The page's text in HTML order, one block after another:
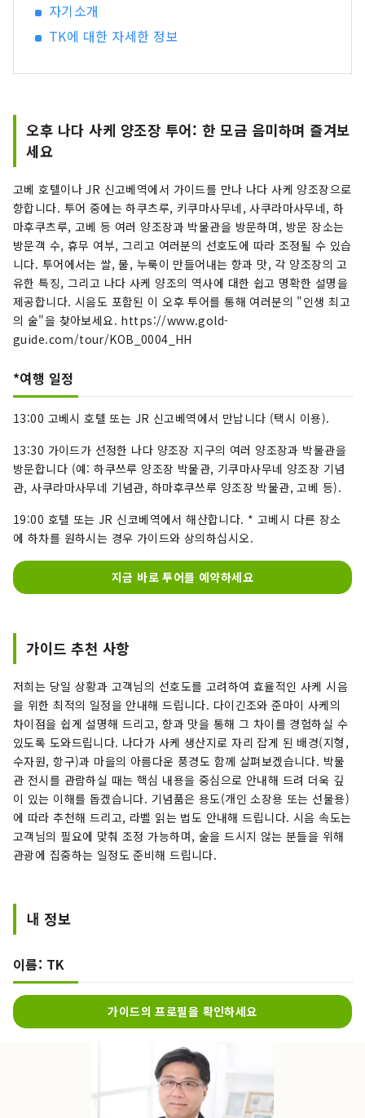
자기소개
TK에 대한 자세한 정보
오후 나다 사케 양조장 투어: 한 모금 음미하며 즐겨보
세요
고베 호텔이나 JR 신고베역에서 가이드를 만나 나다 사케 양조장으로
향합니다. 투어 중에는 하쿠츠루, 키쿠마사무네, 사쿠라마사무네, 하
마후쿠츠루, 고베 등 여러 양조장과 박물관을 방문하며, 방문 장소는
방문객 수, 휴무 여부, 그리고 여러분의 선호도에 따라 조정될 수 있습
니다. 투어에서는 쌀, 물, 누룩이 만들어내는 향과 맛, 각 양조장의 고
유한 특징, 그리고 나다 사케 양조의 역사에 대한 쉽고 명확한 설명을
제공합니다. 시음도 포함된 이 오후 투어를 통해 여러분의 "인생 최고
의 술"을 찾아보세요. https://www.gold-
guide.com/tour/KOB_0004_HH
*여행 일정
13:00 고베시 호텔 또는 JR 신고베역에서 만납니다 (택시 이용).
13:30 가이드가 선정한 나다 양조장 지구의 여러 양조장과 박물관을
방문합니다 (예: 하쿠쓰루 양조장 박물관, 기쿠마사무네 양조장 기념
관, 사쿠라마사무네 기념관, 하마후쿠쓰루 양조장 박물관, 고베 등).
19:00 호텔 또는 JR 신코베역에서 해산합니다. * 고베시 다른 장소
에 하차를 원하시는 경우 가이드와 상의하십시오.
지금 바로 투어를 예약하세요
가이드 추천 사항
저희는 당일 상황과 고객님의 선호도를 고려하여 효율적인 사케 시음
을 위한 최적의 일정을 안내해 드립니다. 다이긴조와 준마이 사케의
차이점을 쉽게 설명해 드리고, 향과 맛을 통해 그 차이를 경험하실 수
있도록 도와드립니다. 나다가 사케 생산지로 자리 잡게 된 배경(지형,
수자원, 항구)과 마을의 아름다운 풍경도 함께 살펴보겠습니다. 박물
관 전시를 관람하실 때는 핵심 내용을 중심으로 안내해 드려 더욱 깊
이 있는 이해를 돕겠습니다. 기념품은 용도(개인 소장용 또는 선물용)
에 따라 추천해 드리고, 라벨 읽는 법도 안내해 드립니다. 시음 속도는
고객님의 필요에 맞춰 조정 가능하며, 술을 드시지 않는 분들을 위해
관광에 집중하는 일정도 준비해 드립니다.
내 정보
이름: TK
가이드의 프로필을 확인하세요